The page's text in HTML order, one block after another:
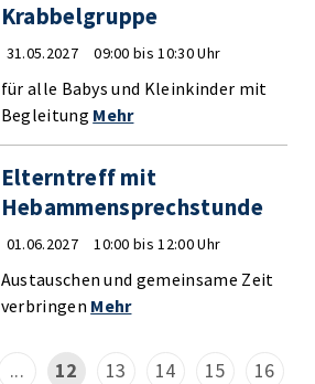
Krabbelgruppe
31.05.2027 09:00 bis 10:30 Uhr
für alle Babys und Kleinkinder mit
Begleitung Mehr
Elterntreff mit
Hebammensprechstunde
01.06.2027 10:00 bis 12:00 Uhr
Austauschen und gemeinsame Zeit
verbringen Mehr
... 12 13 14 15
16